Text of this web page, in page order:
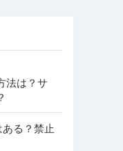
法は？サ
る？禁止